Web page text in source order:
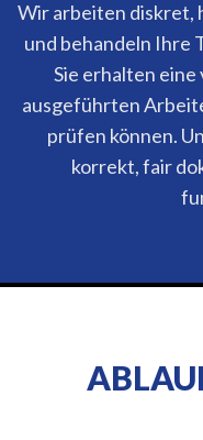
Wir arbeiten diskret,
und behandeln Ihre
Sie erhalten
ausgeführten
prüfen können.
korrekt, fair